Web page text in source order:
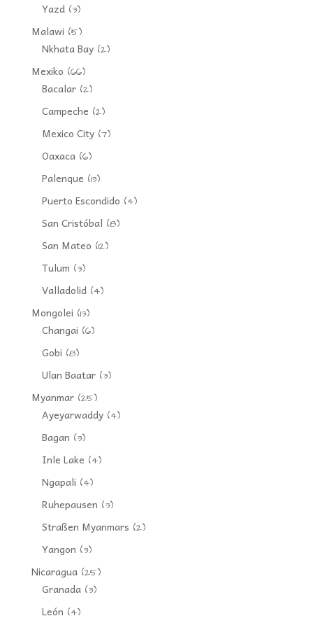
Yazd(3)
Malawi (5)
Nkhata Bay(2)
Mexiko (66)
Bacalar(2)
Campeche (2)
Mexico City(7)
Oaxaca(6)
Palenque (13)
Puerto Escondido (4)
San Cristóbal (8)
San Mateo (12)
Tulum (3)
Valladolid(4)
Mongolei (13)
Changai (6)
Gobi (8)
Ulan Baatar(3)
Myanmar(25)
Ayeyarwaddy(4)
Bagan (3)
Inle Lake (4)
Ngapali (4)
Ruhepausen (3)
Straßen Myanmars (2)
Yangon (3)
Nicaragua(25)
Granada(3)
León (4)